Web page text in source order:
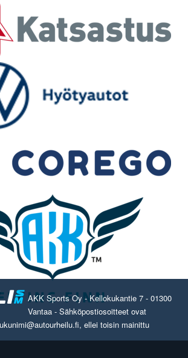
AKK Sports Oy - Kellokukantie 7 - 01300
Vantaa - Sähköpostiosoitteet ovat
ellei toisin mainittu